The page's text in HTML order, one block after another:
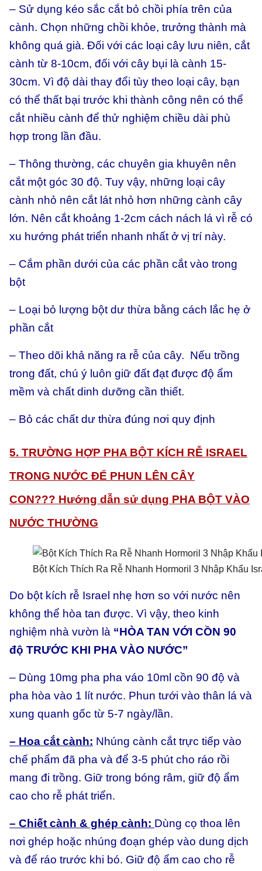
– Sử dụng kéo sắc cắt bỏ chồi phía trên của
cành. Chọn những chồi khỏe, trưởng thành mà
không quá già. Đối với các loại cây lưu niên, cắt
cành từ 8-10cm, đối với cây bụi là cành 15-
30cm. Vì độ dài thay đổi tùy theo loại cây, bạn
có thể thất bại trước khi thành công nên có thể
cắt nhiều cành để thử nghiệm chiều dài phù
hợp trong lần đầu.
– Thông thường, các chuyên gia khuyên nên
cắt một góc 30 độ. Tuy vậy, những loại cây
cành nhỏ nên cắt lát nhỏ hơn những cành cây
lớn. Nên cắt khoảng 1-2cm cách nách lá vì rễ có
xu hướng phát triển nhanh nhất ở vị trí này.
– Cắm phần dưới của các phần cắt vào trong
bột
– Loại bỏ lượng bột dư thừa bằng cách lắc hẹ ở
phần cắt
– Theo dõi khả năng ra rễ của cây. Nếu trồng
trong đất, chú ý luôn giữ đất đạt được độ ẩm
mềm và chất dinh dưỡng cần thiết.
– Bỏ các chất dư thừa đúng nơi quy định
5. TRƯỜNG HỢP PHA BỘT KÍCH RỄ ISRAEL
TRONG NƯỚC ĐỂ PHUN LÊN CÂY
CON??? Hướng dẫn sử dụng PHA BỘT VÀO
NƯỚC THƯỜNG
Bột Kích Thích Ra Rễ Nhanh Hormoril 3 Nhập Khẩu
Do bột kích rễ Israel nhẹ hơn so với nước nên
không thể hòa tan được. Vì vậy, theo kinh
nghiệm nhà vườn là “HÒA TAN VỚI CỒN 90
độ TRƯỚC KHI PHA VÀO NƯỚC”
– Dùng 10mg pha pha váo 10ml cồn 90 độ và
pha hòa vào 1 lít nước. Phun tưới vào thân lá và
xung quanh gốc từ 5-7 ngày/lần.
– Hoa cắt cành: Nhúng cành cắt trực tiếp vào
chế phẩm đã pha và để 3-5 phút cho ráo rồi
mang đi trồng. Giữ trong bóng râm, giữ độ ẩm
cao cho rễ phát triển.
– Chiết cành & ghép cành: Dùng cọ thoa lên
nơi ghép hoặc nhúng đoạn ghép vào dung dịch
và để ráo trước khi bó. Giữ độ ẩm cao cho rễ